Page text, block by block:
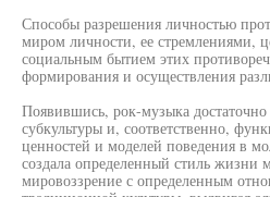
Способы разрешения личностью
миром личности, ее стремлениями,
социальным бытием этих
формирования и осуществления
Появившись, рок-музыка достаточно
субкультуры и, соответственно,
ценностей и моделей поведения в
создала определенный стиль жизни
мировоззрение с определенным